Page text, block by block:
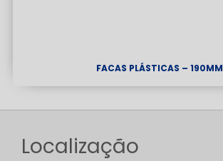
FACAS PLÁSTICAS – 190MM
Localização